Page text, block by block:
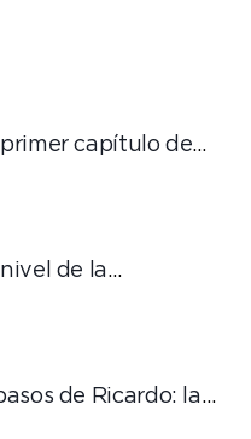
capítulo de
de la
de Ricardo: la